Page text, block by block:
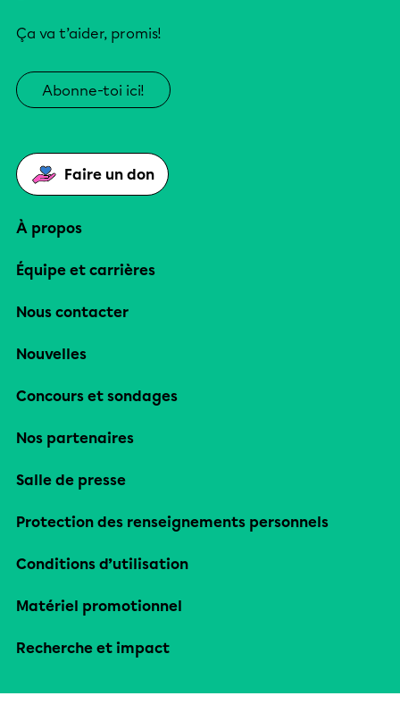
Ça va t’aider, promis!
Abonne-toi ici!
Faire un don
À propos
Équipe et carrières
Nous contacter
Nouvelles
Concours et sondages
Nos partenaires
Salle de presse
Protection des renseignements personnels
Conditions d’utilisation
Matériel promotionnel
Recherche et impact